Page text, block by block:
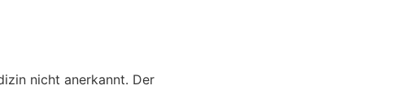
nicht anerkannt. Der